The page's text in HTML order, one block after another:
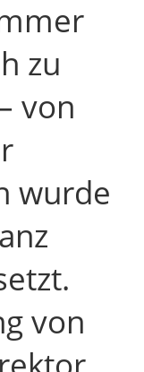
zu
von
wurde
von